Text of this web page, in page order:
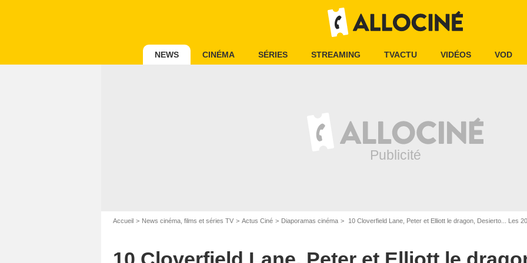
NEWS CINÉMA SÉRIES STREAMING TVACTU VIDÉOS VOD
Accueil News cinéma, films et séries TV Actus Ciné Diaporamas cinéma 10 Cloverfield Lane, Peter et Elliott le dragon, Desierto... Les